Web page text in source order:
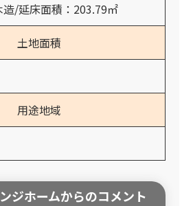
/延床面積：203.79㎡
土地面積
用途地域
ジホームからのコメント